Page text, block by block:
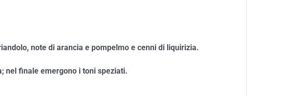
note di arancia e pompelmo e cenni di liquirizia.
nel finale emergono i toni speziati.